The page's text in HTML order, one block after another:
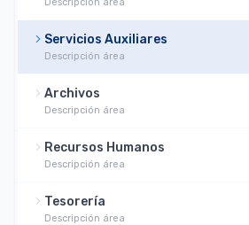
Servicios Auxiliares
Descripción área
Archivos
Descripción área
Recursos Humanos
Descripción área
Tesorería
Descripción área